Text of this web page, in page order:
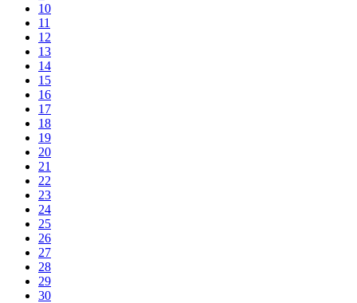
10
11
12
13
14
15
16
17
18
19
20
21
22
23
24
25
26
27
28
29
30